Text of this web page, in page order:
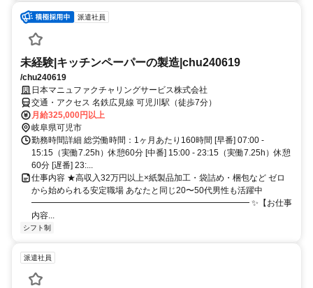
派遣社員
未経験|キッチンペーパーの製造|chu240619
/chu240619
日本マニュファクチャリングサービス株式会社
交通・アクセス 名鉄広見線 可児川駅（徒歩7分）
月給325,000円以上
岐阜県可児市
勤務時間詳細 総労働時間：1ヶ月あたり160時間 [早番] 07:00 -
15:15（実働7.25h）休憩60分 [中番] 15:00 - 23:15（実働7.25h）休憩
60分 [遅番] 23:...
仕事内容 ★高収入32万円以上×紙製品加工・袋詰め・梱包など ゼロ
から始められる安定職場 あなたと同じ20〜50代男性も活躍中
━━━━━━━━━━━━━━━━━━━━━━━━━━ ✨【お仕事
内容...
シフト制
派遣社員